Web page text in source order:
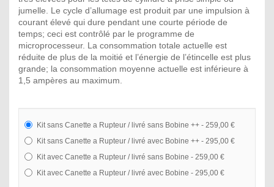
jumelle. Le cycle d’allumage est produit par une impulsion à
courant élevé qui dure pendant une courte période de
temps; ceci est contrôlé par le programme de
microprocesseur. La consommation totale actuelle est
réduite de plus de la moitié et l’énergie de l’étincelle est plus
grande; la consommation moyenne actuelle est inférieure à
1,5 ampères au maximum.
Kit sans Canette a Rupteur / livré sans Bobine ++ - 259,00 €
Kit sans Canette a Rupteur / livré avec Bobine ++ - 295,00 €
Kit avec Canette a Rupteur / livré sans Bobine - 259,00 €
Kit avec Canette a Rupteur / livré avec Bobine - 295,00 €